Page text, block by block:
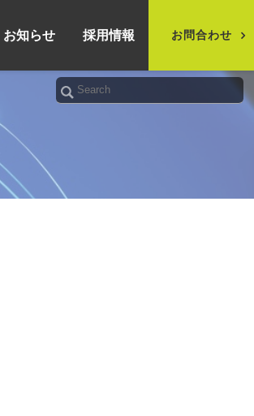
お知らせ 採用情報 お問合わせ